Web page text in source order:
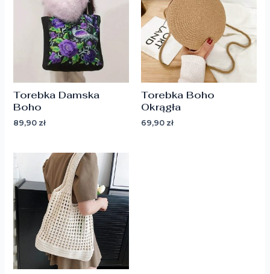
Torebka Damska
Boho
89,90 zł
Torebka Boho
Okrągła
69,90 zł